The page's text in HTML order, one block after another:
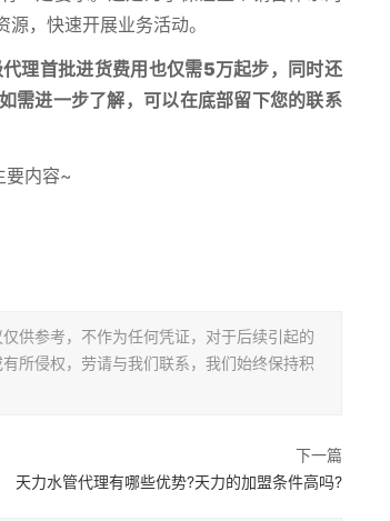
，快速开展业务活动。
理首批进货费用也仅需5万起步，同时还
需进一步了解，可以在底部留下您的联系
要内容~
供参考，不作为任何凭证，对于后续引起的
所侵权，劳请与我们联系，我们始终保持积
下一篇
天力水管代理有哪些优势?天力的加盟条件高吗?